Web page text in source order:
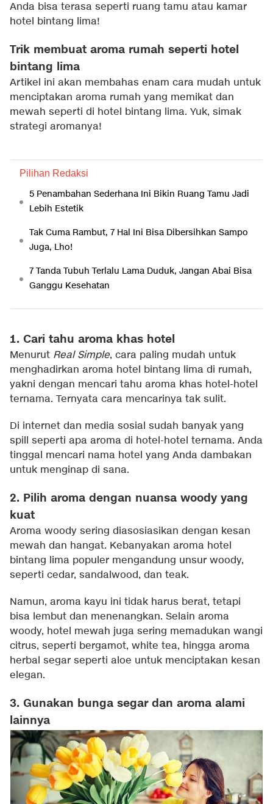
Anda bisa terasa seperti ruang tamu atau kamar
hotel bintang lima!
Trik membuat aroma rumah seperti hotel
bintang lima
Artikel ini akan membahas enam cara mudah untuk
menciptakan aroma rumah yang memikat dan
mewah seperti di hotel bintang lima. Yuk, simak
strategi aromanya!
Pilihan Redaksi
5 Penambahan Sederhana Ini Bikin Ruang Tamu Jadi
Lebih Estetik
Tak Cuma Rambut, 7 Hal Ini Bisa Dibersihkan Sampo
Juga, Lho!
7 Tanda Tubuh Terlalu Lama Duduk, Jangan Abai Bisa
Ganggu Kesehatan
1. Cari tahu aroma khas hotel
Menurut Real Simple, cara paling mudah untuk
menghadirkan aroma hotel bintang lima di rumah,
yakni dengan mencari tahu aroma khas hotel-hotel
ternama. Ternyata cara mencarinya tak sulit.
Di internet dan media sosial sudah banyak yang
spill seperti apa aroma di hotel-hotel ternama. Anda
tinggal mencari nama hotel yang Anda dambakan
untuk menginap di sana.
2. Pilih aroma dengan nuansa woody yang
kuat
Aroma woody sering diasosiasikan dengan kesan
mewah dan hangat. Kebanyakan aroma hotel
bintang lima populer mengandung unsur woody,
seperti cedar, sandalwood, dan teak.
Namun, aroma kayu ini tidak harus berat, tetapi
bisa lembut dan menenangkan. Selain aroma
woody, hotel mewah juga sering memadukan wangi
citrus, seperti bergamot, white tea, hingga aroma
herbal segar seperti aloe untuk menciptakan kesan
elegan.
3. Gunakan bunga segar dan aroma alami
lainnya